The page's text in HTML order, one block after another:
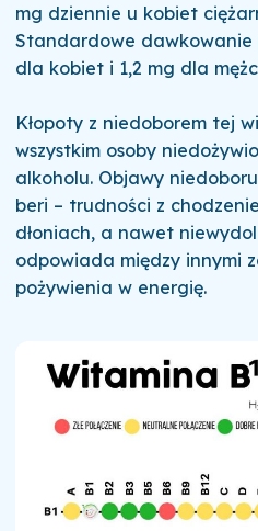
mg dziennie u kobiet
Standardowe dawkowanie
dla kobiet i 1,2 mg dla
Kłopoty z niedoborem tej
wszystkim osoby
alkoholu. Objawy
beri – trudności z
dłoniach, a nawet
odpowiada między innymi
pożywienia w energię.